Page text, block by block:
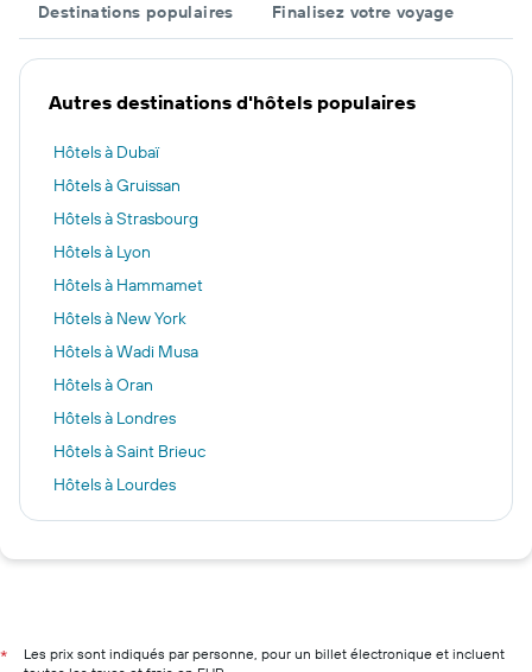
Destinations populaires Finalisez votre voyage
Autres destinations d'hôtels populaires
Hôtels à Dubaï
Hôtels à Gruissan
Hôtels à Strasbourg
Hôtels à Lyon
Hôtels à Hammamet
Hôtels à New York
Hôtels à Wadi Musa
Hôtels à Oran
Hôtels à Londres
Hôtels à Saint Brieuc
Hôtels à Lourdes
Hôtels à Séville
Hôtels à Paris
*
Les prix sont indiqués par personne, pour un billet électronique et incluent